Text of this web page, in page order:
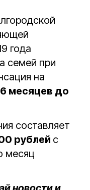
года
семей при
на
месяцев до
составляет
рублей с
месяц